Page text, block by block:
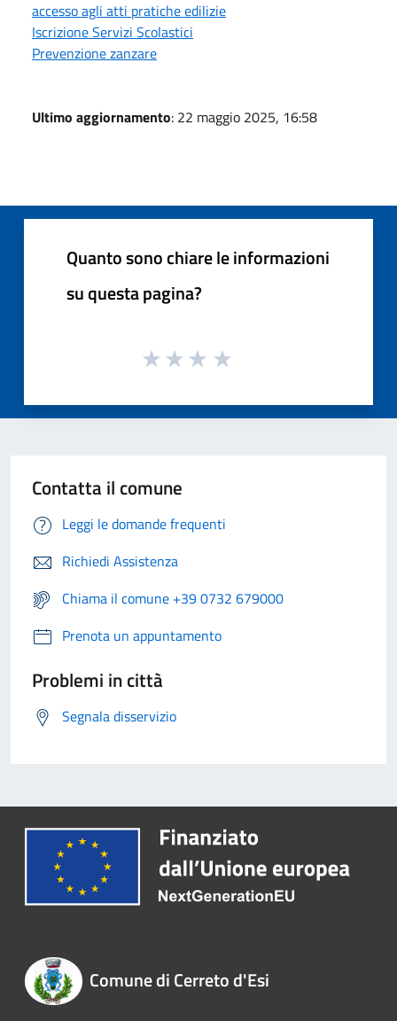
accesso agli atti pratiche edilizie
Iscrizione Servizi Scolastici
Prevenzione zanzare
Ultimo aggiornamento: 22 maggio 2025, 16:58
Quanto sono chiare le informazioni
su questa pagina?
Contatta il comune
Leggi le domande frequenti
Richiedi Assistenza
Chiama il comune +39 0732 679000
Prenota un appuntamento
Problemi in città
Segnala disservizio
Comune di Cerreto d'Esi